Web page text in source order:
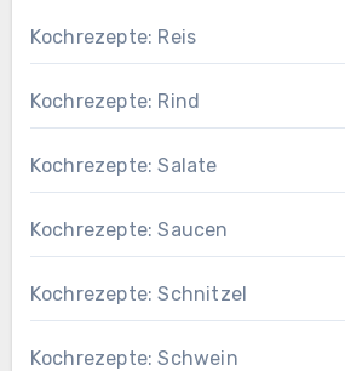
Kochrezepte: Reis
Kochrezepte: Rind
Kochrezepte: Salate
Kochrezepte: Saucen
Kochrezepte: Schnitzel
Kochrezepte: Schwein